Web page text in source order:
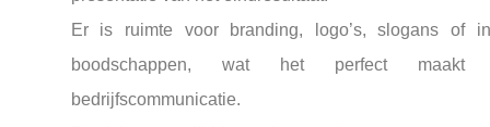
Er is ruimte voor branding, logo’s, slogans of
boodschappen, wat het perfect maakt
bedrijfscommunicatie.